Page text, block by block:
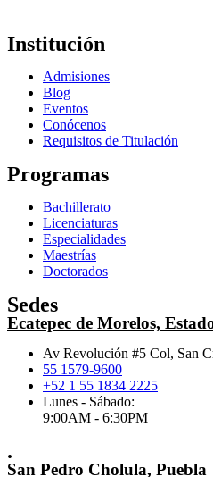
Institución
Admisiones
Blog
Eventos
Conócenos
Requisitos de Titulación
Programas
Bachillerato
Licenciaturas
Especialidades
Maestrías
Doctorados
Sedes
Ecatepec de Morelos,
Av Revolución #5 Col, San
55 1579-9600
+52 1 55 1834 2225
Lunes - Sábado:
9:00AM - 6:30PM
.
San Pedro Cholula, Puebla